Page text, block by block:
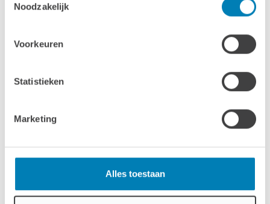
Noodzakelijk
Voorkeuren
Statistieken
Marketing
Alles toestaan
Standaard Dakshingles - Groen